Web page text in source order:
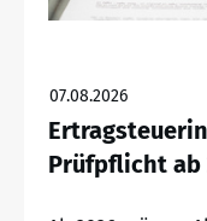
07.08.2026
Prüfpflicht ab